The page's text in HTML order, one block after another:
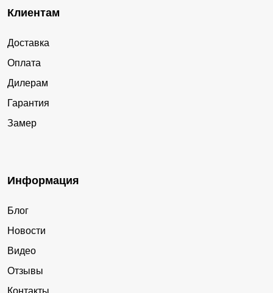
Клиентам
Доставка
Оплата
Дилерам
Гарантия
Замер
Информация
Блог
Новости
Видео
Отзывы
Контакты